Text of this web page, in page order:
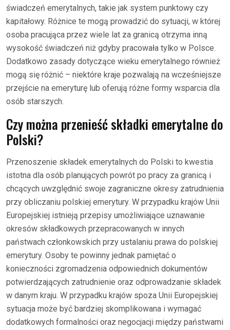
świadczeń emerytalnych, takie jak system punktowy czy
kapitałowy. Różnice te mogą prowadzić do sytuacji, w której
osoba pracująca przez wiele lat za granicą otrzyma inną
wysokość świadczeń niż gdyby pracowała tylko w Polsce.
Dodatkowo zasady dotyczące wieku emerytalnego również
mogą się różnić – niektóre kraje pozwalają na wcześniejsze
przejście na emeryturę lub oferują różne formy wsparcia dla
osób starszych.
Czy można przenieść składki emerytalne do
Polski?
Przenoszenie składek emerytalnych do Polski to kwestia
istotna dla osób planujących powrót po pracy za granicą i
chcących uwzględnić swoje zagraniczne okresy zatrudnienia
przy obliczaniu polskiej emerytury. W przypadku krajów Unii
Europejskiej istnieją przepisy umożliwiające uznawanie
okresów składkowych przepracowanych w innych
państwach członkowskich przy ustalaniu prawa do polskiej
emerytury. Osoby te powinny jednak pamiętać o
konieczności zgromadzenia odpowiednich dokumentów
potwierdzających zatrudnienie oraz odprowadzanie składek
w danym kraju. W przypadku krajów spoza Unii Europejskiej
sytuacja może być bardziej skomplikowana i wymagać
dodatkowych formalności oraz negocjacji między państwami